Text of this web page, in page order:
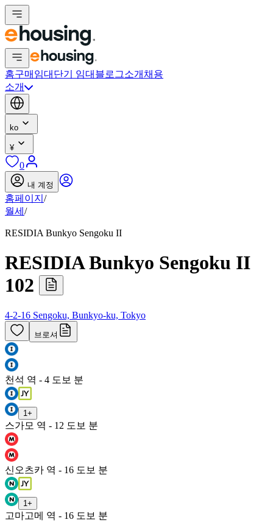
홈구매 임대 단기 임대 블로그소개 채용
소개
ko
¥
0
내 계정
홈페이지 /
월세 /
RESIDIA Bunkyo Sengoku II
RESIDIA Bunkyo Sengoku II
102
4-2-16 Sengoku, Bunkyo-ku, Tokyo
브로셔
천석 역 - 4 도보 분
1 +
스가모 역 - 12 도보 분
신오츠카 역 - 16 도보 분
1 +
고마고메 역 - 16 도보 분